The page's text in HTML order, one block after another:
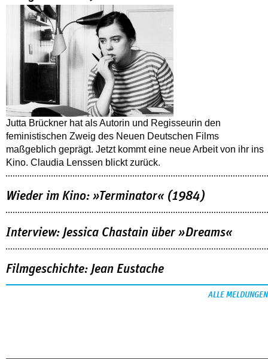
Jutta Brückner hat als Autorin und Regisseurin den
feministischen Zweig des Neuen Deutschen Films
maßgeblich geprägt. Jetzt kommt eine neue Arbeit von ihr ins
Kino. Claudia Lenssen blickt zurück.
Wieder im Kino: »Terminator« (1984)
Interview: Jessica Chastain über »Dreams«
Filmgeschichte: Jean Eustache
ALLE MELDUNGEN